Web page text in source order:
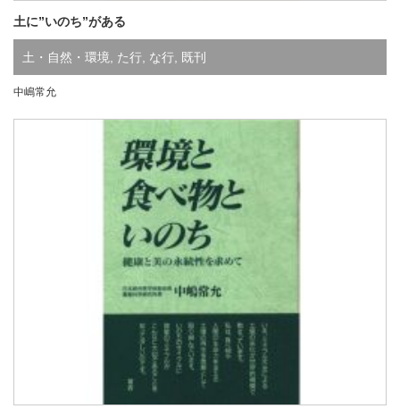
土に”いのち”がある
土・自然・環境 た行 な行 既刊
中嶋常允